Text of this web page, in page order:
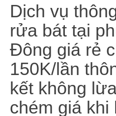
Dịch vụ
rửa bát tại
Đông giá rẻ
150K/lần
kết không
chém giá khi